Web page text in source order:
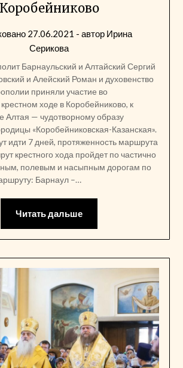
Коробейниково
27.06.2021 - автор Ирина
Серикова
Барнаульский и Алтайский Сергий
и Алейский Роман и духовенство
приняли участие во
ходе в Коробейниково, к
Алтая — чудотворному образу
«Коробейниковская-Казанская».
идти 7 дней, протяженность маршрута
крестного хода пройдет по частично
полевым и насыпным дорогам по
Барнаул –…
Читать дальше